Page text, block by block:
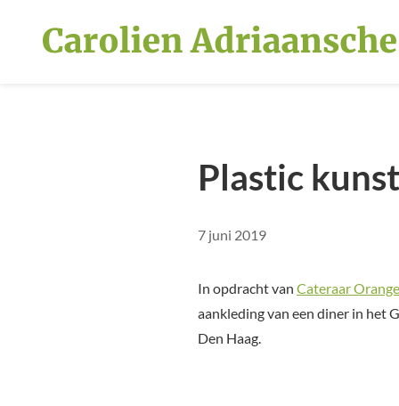
Overslaan en naar de inhoud gaan
Plastic
7 juni 2019
In opdracht van Cateraar
aankleding van een diner in het
Den Haag.